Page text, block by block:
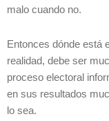
malo cuando no.
Entonces dónde está
realidad, debe ser
proceso electoral
en sus resultados
lo sea.